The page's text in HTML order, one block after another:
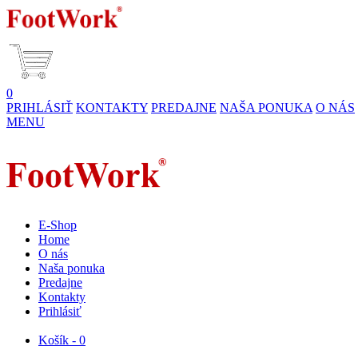
0
PRIHLÁSIŤ KONTAKTY PREDAJNE NAŠA PONUKA O NÁS
MENU
E-Shop
Home
O nás
Naša ponuka
Predajne
Kontakty
Prihlásiť
Košík - 0